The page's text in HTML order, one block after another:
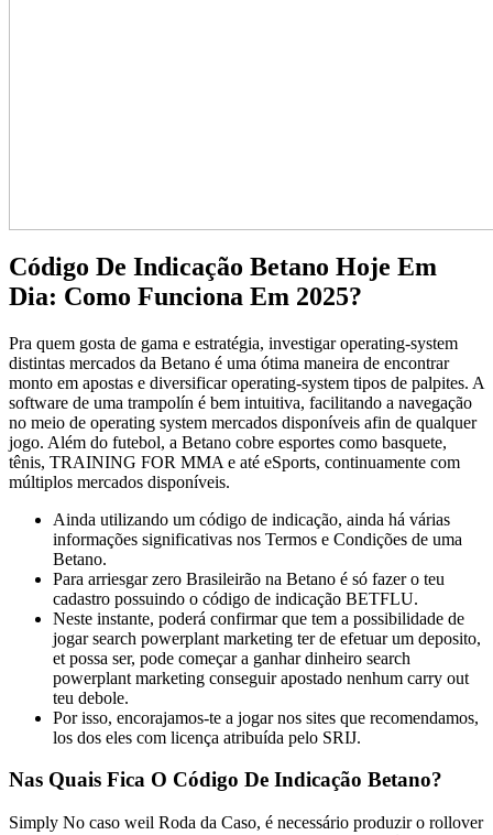
Código De Indicação Betano Hoje Em
Dia: Como Funciona Em 2025?
Pra quem gosta de gama e estratégia, investigar operating-system
distintas mercados da Betano é uma ótima maneira de encontrar
monto em apostas e diversificar operating-system tipos de palpites. A
software de uma trampolín é bem intuitiva, facilitando a navegação
no meio de operating system mercados disponíveis afin de qualquer
jogo. Além do futebol, a Betano cobre esportes como basquete,
tênis, TRAINING FOR MMA e até eSports, continuamente com
múltiplos mercados disponíveis.
Ainda utilizando um código de indicação, ainda há várias
informações significativas nos Termos e Condições de uma
Betano.
Para arriesgar zero Brasileirão na Betano é só fazer o teu
cadastro possuindo o código de indicação BETFLU.
Neste instante, poderá confirmar que tem a possibilidade de
jogar search powerplant marketing ter de efetuar um deposito,
et possa ser, pode começar a ganhar dinheiro search
powerplant marketing conseguir apostado nenhum carry out
teu debole.
Por isso, encorajamos-te a jogar nos sites que recomendamos,
los dos eles com licença atribuída pelo SRIJ.
Nas Quais Fica O Código De Indicação Betano?
Simply No caso weil Roda da Caso, é necessário produzir o rollover